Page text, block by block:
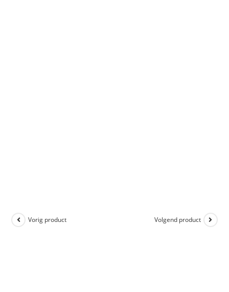
Vorig product Volgend product